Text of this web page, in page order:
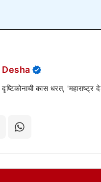
दृष्टिकोनाची कास धरत,